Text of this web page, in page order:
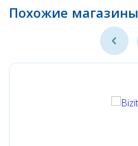
Похожие магазины